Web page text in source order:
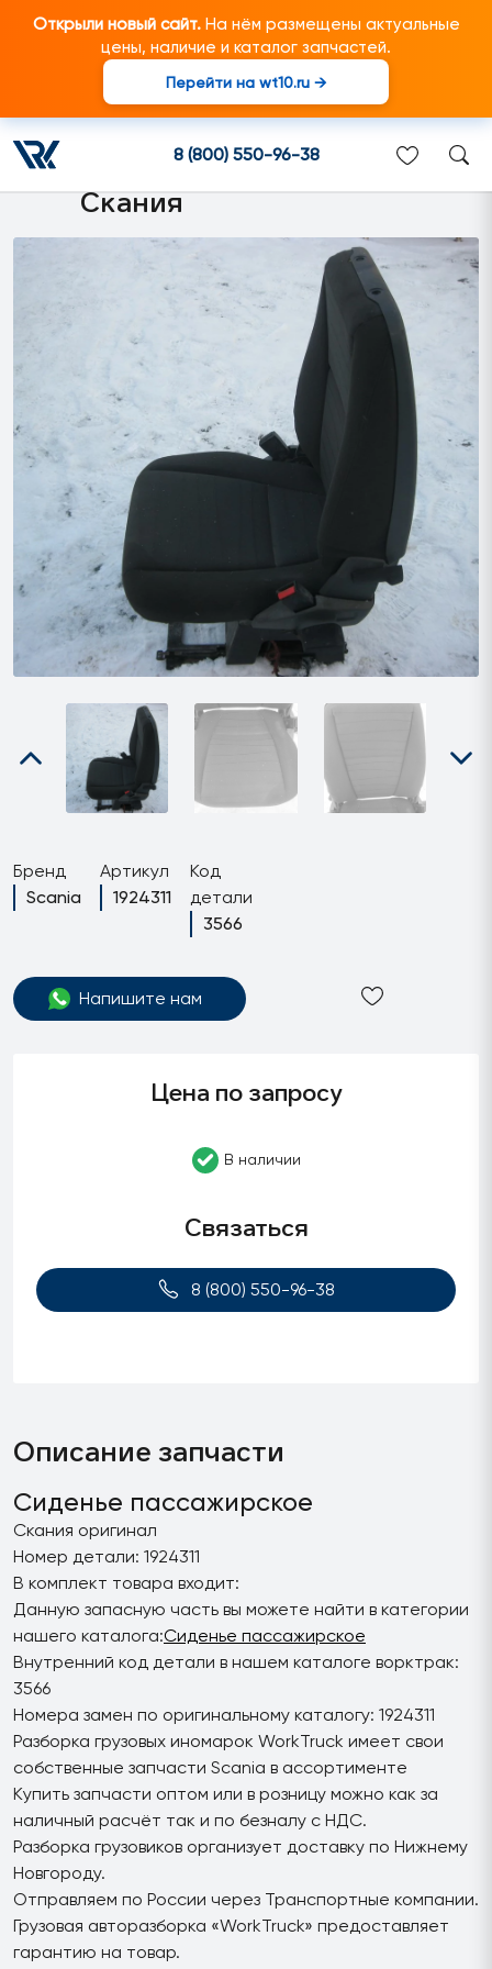
Открыли новый сайт.На нём размещены актуальные
цены, наличие и каталог запчастей.
Перейти на wt10.ru →
8 (800) 550-96-38
1924311 Сиденье
пассажирское подходит для
грузовиков марки Scania/
Скания
Бренд
Scania
Артикул
1924311
Код
детали
3566
Напишите нам
Цена по запросу
В наличии
Связаться
8 (800) 550-96-38
Описание запчасти
Сиденье пассажирское
Скания оригинал
Номер детали: 1924311
В комплект товара входит:
Данную запасную часть вы можете найти в категории
нашего каталога:Сиденье пассажирское
Внутренний код детали в нашем каталоге ворктрак:
3566
Номера замен по оригинальному каталогу: 1924311
Разборка грузовых иномарок WorkTruck имеет свои
собственные запчасти Scania в ассортименте
Купить запчасти оптом или в розницу можно как за
наличный расчёт так и по безналу с НДС.
Разборка грузовиков организует доставку по Нижнему
Новгороду.
Отправляем по России через Транспортные компании.
Грузовая авторазборка «WorkTruck» предоставляет
гарантию на товар.